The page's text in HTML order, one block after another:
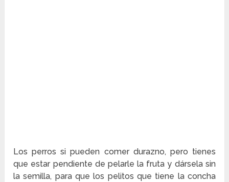
Los perros si pueden comer durazno, pero tienes
que estar pendiente de pelarle la fruta y dársela sin
la semilla, para que los pelitos que tiene la concha